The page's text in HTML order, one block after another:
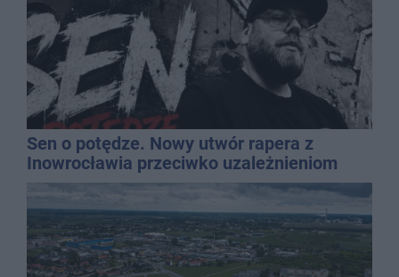
Sen o potędze. Nowy utwór rapera z
Inowrocławia przeciwko uzależnieniom